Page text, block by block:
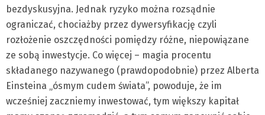
bezdyskusyjna. Jednak ryzyko można rozsądnie
ograniczać, chociażby przez dywersyfikację czyli
rozłożenie oszczędności pomiędzy różne, niepowiązane
ze sobą inwestycje. Co więcej – magia procentu
składanego nazywanego (prawdopodobnie) przez Alberta
Einsteina „ósmym cudem świata”, powoduje, że im
wcześniej zaczniemy inwestować, tym większy kapitał